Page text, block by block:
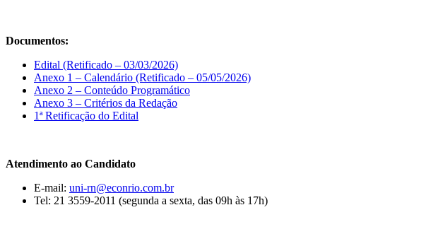
Documentos:
Edital (Retificado – 03/03/2026)
Anexo 1 – Calendário (Retificado – 05/05/2026)
Anexo 2 – Conteúdo Programático
Anexo 3 – Critérios da Redação
1ª Retificação do Edital
Atendimento ao Candidato
E-mail: uni-rn@econrio.com.br
Tel: 21 3559-2011 (segunda a sexta, das 09h às 17h)